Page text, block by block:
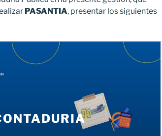
PASANTIA, presentar los siguientes